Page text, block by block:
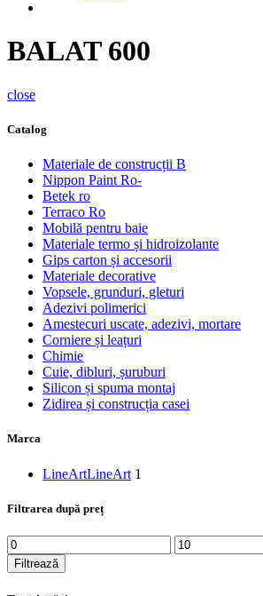
BALAT 600
close
Catalog
Materiale de construcții B
Nippon Paint Ro-
Betek ro
Terraco Ro
Mobilă pentru baie
Materiale termo și hidroizolante
Gips carton și accesorii
Materiale decorative
Vopsele, grunduri, gleturi
Adezivi polimerici
Amestecuri uscate, adezivi, mortare
Corniere și leațuri
Chimie
Cuie, dibluri, șuruburi
Silicon și spuma montaj
Zidirea și construcția casei
Marca
LineArtLineArt 1
Filtrarea după preț
Preț
minim
Preț
maxim
Filtrează